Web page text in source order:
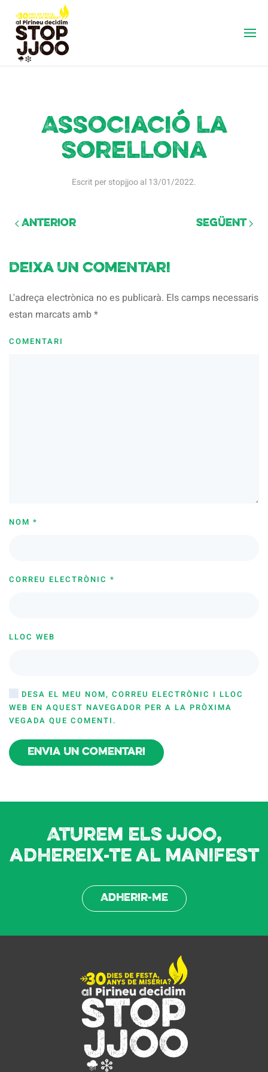
Associació la
Sorellona
Escrit perstopjjooal13/01/2022.
Anterior Següent
Deixa un comentari
L'adreça electrònica no es publicarà. Els camps necessaris
estan marcats amb*
COMENTARI
NOM *
CORREU ELECTRÒNIC *
LLOC WEB
DESA EL MEU NOM, CORREU ELECTRÒNIC I LLOC
WEB EN AQUEST NAVEGADOR PER A LA PRÒXIMA
VEGADA QUE COMENTI.
Envia un comentari
Aturem els JJOO,
adhereix-te al manifest
Adherir-me